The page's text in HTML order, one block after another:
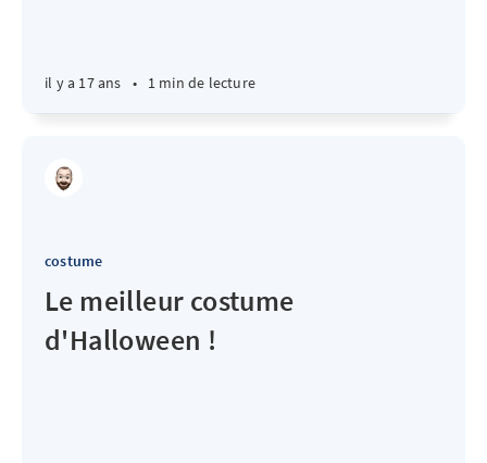
il y a 17 ans • 1 min de lecture
costume
Le meilleur costume
d'Halloween !